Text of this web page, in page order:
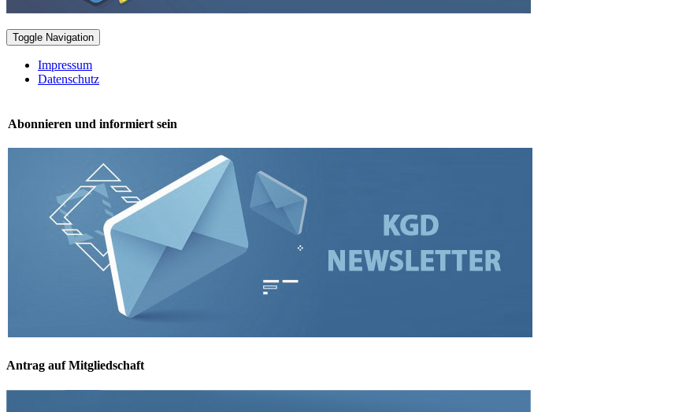
Toggle Navigation
Impressum
Datenschutz
Abonnieren und informiert sein
Antrag auf Mitgliedschaft